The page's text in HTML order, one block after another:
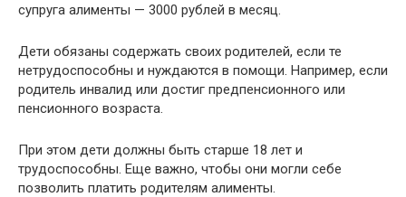
супруга алименты — 3000 рублей в месяц.
Дети обязаны содержать своих родителей, если те
нетрудоспособны и нуждаются в помощи. Например, если
родитель инвалид или достиг предпенсионного или
пенсионного возраста.
При этом дети должны быть старше 18 лет и
трудоспособны. Еще важно, чтобы они могли себе
позволить платить родителям алименты.